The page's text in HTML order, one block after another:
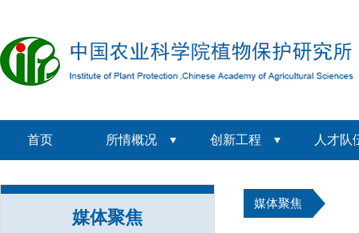
首页 所情概况 创新工程 人才队
媒体聚焦
媒体聚焦